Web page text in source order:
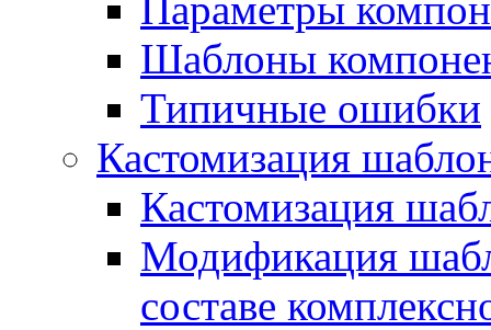
Шаблоны
Типичные ошибки
Кастомизация
Кастомизация
Модификация
составе